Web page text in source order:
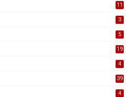
11
3
5
19
4
39
4